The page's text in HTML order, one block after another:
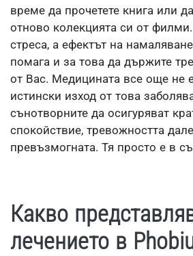
време да прочетете книга или
отново колекцията си от
стреса, а ефектът на
помага и за това да държите
от Вас. Медицината все още не
истински изход от това
сънотворните да осигуряват
спокойствие, тревожността
превъзмогната. Тя просто е в
Какво
лечението в